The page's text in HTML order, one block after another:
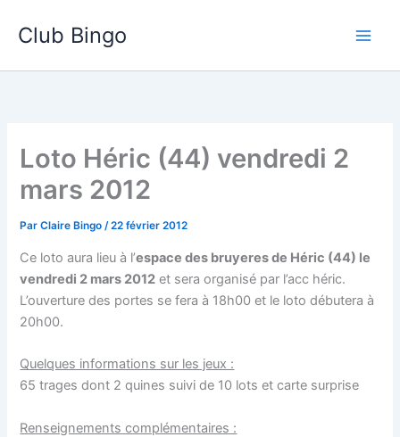
Club Bingo
Loto Héric (44) vendredi 2
mars 2012
ParClaire Bingo/22 février 2012
Ce loto aura lieu à l’espace des bruyeres de Héric (44) le
vendredi 2 mars 2012 et sera organisé par l’acc héric.
L’ouverture des portes se fera à 18h00 et le loto débutera à
20h00.
Quelques informations sur les jeux :
65 trages dont 2 quines suivi de 10 lots et carte surprise
Renseignements complémentaires :